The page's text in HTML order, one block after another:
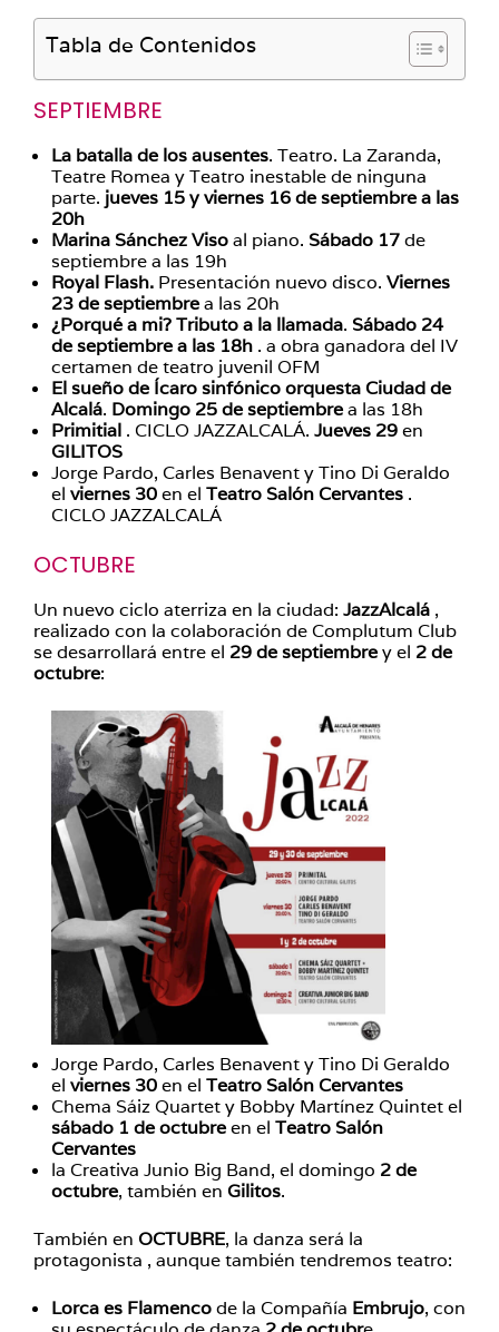
Tabla de Contenidos
SEPTIEMBRE
La batalla de los ausentes. Teatro. La Zaranda,
Teatre Romea y Teatro inestable de ninguna
parte. jueves 15 y viernes 16 de septiembre a las
20h
Marina Sánchez Visoal piano. Sábado 17de
septiembre a las 19h
Royal Flash. Presentación nuevo disco. Viernes
23 de septiembrea las 20h
¿Porqué a mi? Tributo a la llamada. Sábado 24
de septiembre a las 18h . a obra ganadora del IV
certamen de teatro juvenil OFM
El sueño de Ícaro sinfónico orquesta Ciudad de
Alcalá. Domingo 25 de septiembrea las 18h
Primitial . CICLO JAZZALCALÁ. Jueves 29en
GILITOS
Jorge Pardo, Carles Benavent y Tino Di Geraldo
el viernes 30en el Teatro Salón Cervantes .
CICLO JAZZALCALÁ
OCTUBRE
Un nuevo ciclo aterriza en la ciudad: JazzAlcalá ,
realizado con la colaboración de Complutum Club
se desarrollará entre el 29 de septiembrey el 2 de
octubre:
Jorge Pardo, Carles Benavent y Tino Di Geraldo
el viernes 30en el Teatro Salón Cervantes
Chema Sáiz Quartet y Bobby Martínez Quintet el
sábado 1 de octubreen el Teatro Salón
Cervantes
la Creativa Junio Big Band, el domingo 2 de
octubre, también en Gilitos.
También en OCTUBRE, la danza será la
protagonista , aunque también tendremos teatro:
Lorca es Flamencode la Compañía Embrujo, con